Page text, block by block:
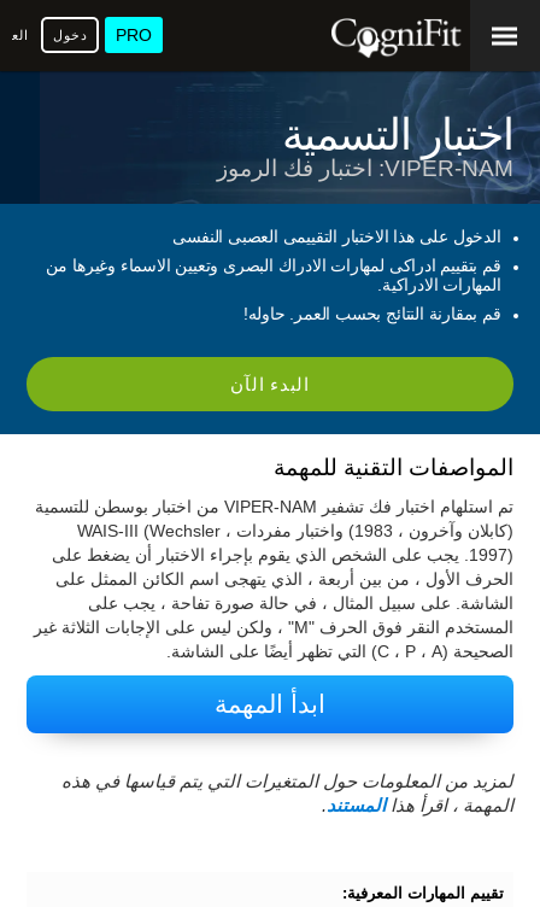
PRO دخول
اختبار التسمية
VIPER-NAM: اختبار فك الرموز
الدخول على هذا الاختبار التقييمى العصبى النفسى
قم بتقييم ادراكى لمهارات الادراك البصرى وتعيين الاسماء وغيرها من
المهارات الادراكية.
قم بمقارنة النتائج بحسب العمر. حاوله!
البدء الآن
المواصفات التقنية للمهمة
تم استلهام اختبار فك تشفير VIPER-NAM من اختبار بوسطن للتسمية
(كابلان وآخرون ، 1983) واختبار مفردات WAIS-III (Wechsler ،
1997). يجب على الشخص الذي يقوم بإجراء الاختبار أن يضغط على
الحرف الأول ، من بين أربعة ، الذي يتهجى اسم الكائن الممثل على
الشاشة. على سبيل المثال ، في حالة صورة تفاحة ، يجب على
المستخدم النقر فوق الحرف "M" ، ولكن ليس على الإجابات الثلاثة غير
الصحيحة (C ، P ، A) التي تظهر أيضًا على الشاشة.
ابدأ المهمة
لمزيد من المعلومات حول المتغيرات التي يتم قياسها في هذه
المهمة ، اقرأ هذاالمستند.
تقييم المهارات المعرفية: